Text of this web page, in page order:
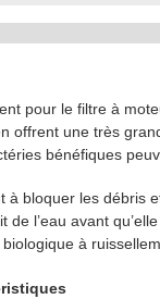
pour le filtre à
offrent une très
bénéfiques
à bloquer les débris
de l’eau avant
à